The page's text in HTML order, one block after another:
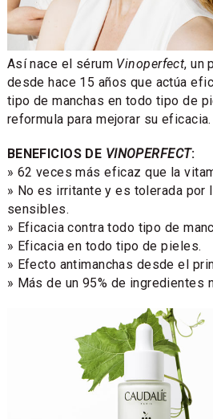
Así nace el sérum Vinoperfect, un
desde hace 15 años que actúa
tipo de manchas en todo tipo de
reformula para mejorar su eficacia.
BENEFICIOS DE VINOPERFECT:
» 62 veces más eficaz que la
» No es irritante y es tolerada por
sensibles.
» Eficacia contra todo tipo de
» Eficacia en todo tipo de pieles.
» Efecto antimanchas desde el
» Más de un 95% de ingredientes